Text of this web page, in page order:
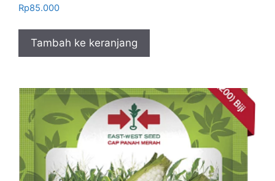
Rp85.000
Tambah ke keranjang